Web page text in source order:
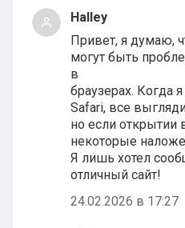
Halley
Привет, я думаю,
могут быть
в
браузерах. Когда
Safari, все
но если открытии
некоторые
Я лишь хотел
отличный сайт!
24.02.2026 в 17:27